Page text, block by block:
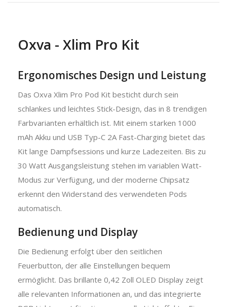
Oxva - Xlim Pro Kit
Ergonomisches Design und Leistung
Das Oxva Xlim Pro Pod Kit besticht durch sein
schlankes und leichtes Stick-Design, das in 8 trendigen
Farbvarianten erhältlich ist. Mit einem starken 1000
mAh Akku und USB Typ-C 2A Fast-Charging bietet das
Kit lange Dampfsessions und kurze Ladezeiten. Bis zu
30 Watt Ausgangsleistung stehen im variablen Watt-
Modus zur Verfügung, und der moderne Chipsatz
erkennt den Widerstand des verwendeten Pods
automatisch.
Bedienung und Display
Die Bedienung erfolgt über den seitlichen
Feuerbutton, der alle Einstellungen bequem
ermöglicht. Das brillante 0,42 Zoll OLED Display zeigt
alle relevanten Informationen an, und das integrierte